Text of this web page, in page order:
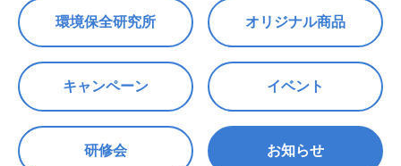
環境保全研究所 オリジナル商品
キャンペーン イベント
研修会 お知らせ